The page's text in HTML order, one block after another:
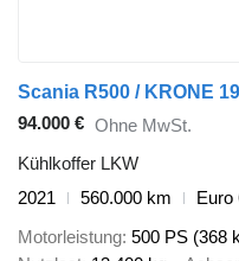
94.000 € Ohne MwSt.
Kühlkoffer LKW
2021
560.000 km
Euro
Motorleistung 500 PS (368